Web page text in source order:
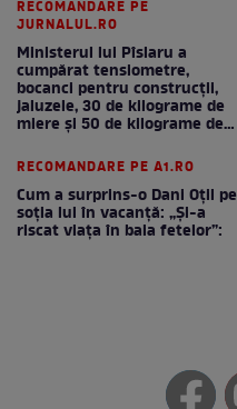
RECOMANDARE PE
JURNALUL.RO
Ministerul lui Pîslaru a
cumpărat tensiometre,
bocanci pentru construcții,
jaluzele, 30 de kilograme de
miere și 50 de kilograme de
RECOMANDARE PE A1.RO
Cum a surprins-o Dani Oțil pe
soția lui în vacanță: „Și-a
riscat viața în baia fetelor”: